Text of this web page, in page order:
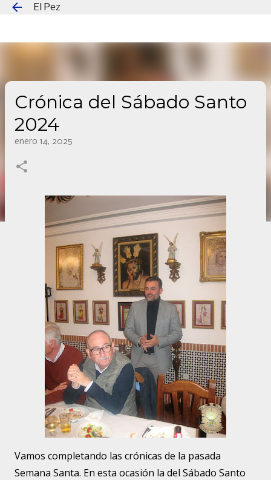
El Pez
Crónica del Sábado Santo
2024
enero 14, 2025
Vamos completando las crónicas de la pasada
Semana Santa. En esta ocasión la del Sábado Santo